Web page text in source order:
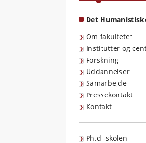
Det
Om fakultetet
Institutter og
Forskning
Uddannelser
Samarbejde
Pressekontakt
Kontakt
Ph.d.-skolen